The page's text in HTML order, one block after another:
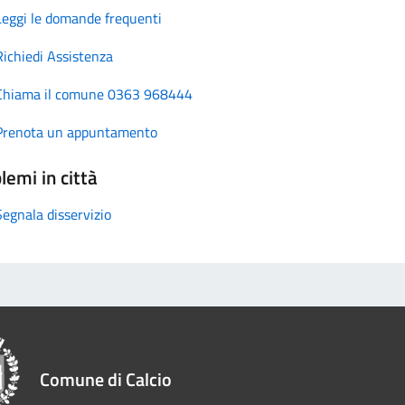
le domande frequenti
Assistenza
il comune 0363 968444
un appuntamento
in città
disservizio
Comune di Calcio